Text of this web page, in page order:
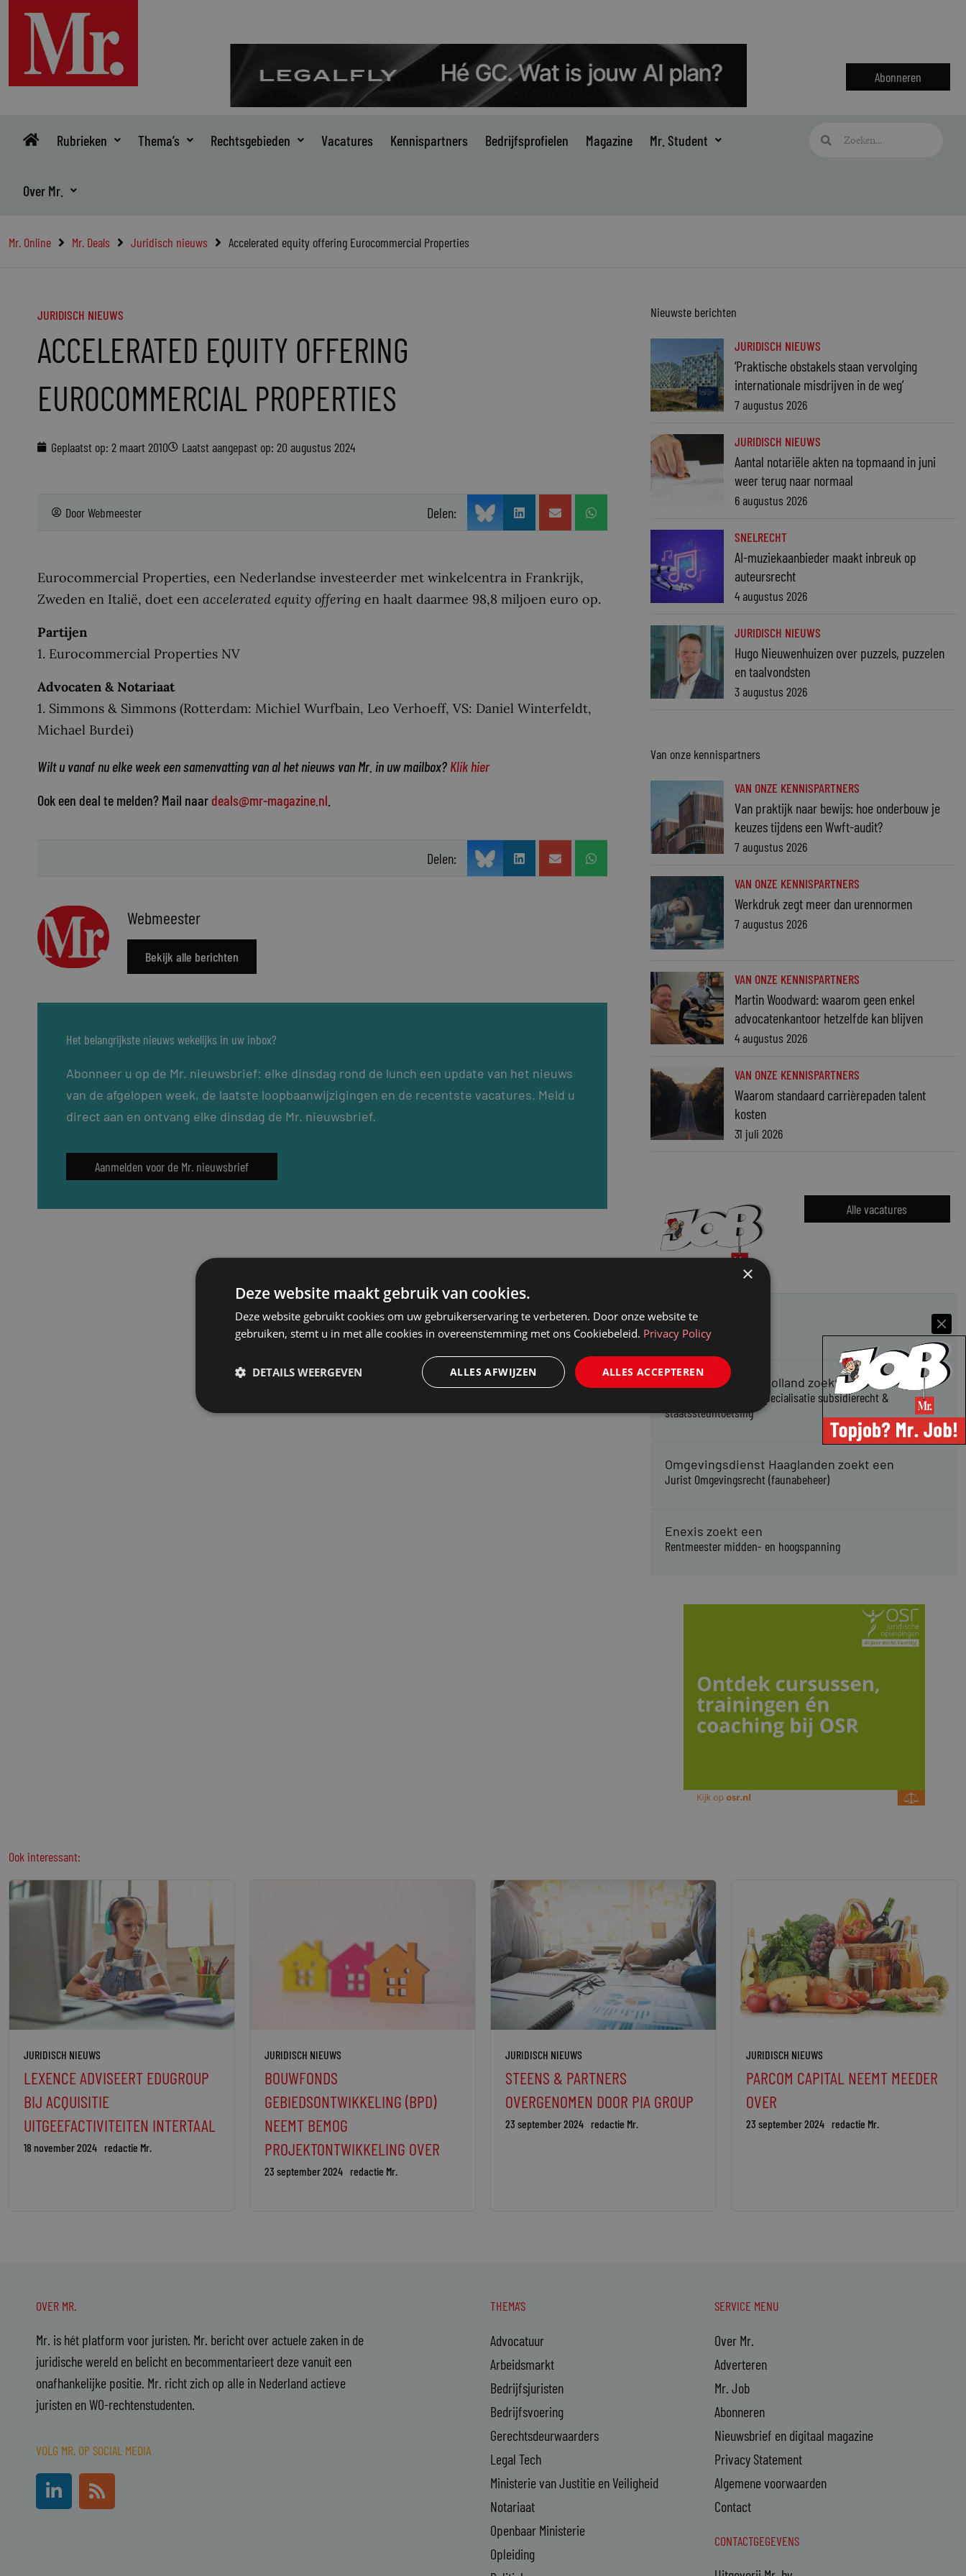
inhoud
Abonneren
Rubrieken Thema’s Rechtsgebieden Vacatures Kennispartners Bedrijfsprofielen Magazine Mr. Student
Over Mr.
Zoeken
Mr. Online Mr. Deals Juridisch nieuws Accelerated equity offering Eurocommercial Properties
JURIDISCH NIEUWS
ACCELERATED EQUITY OFFERING
EUROCOMMERCIAL PROPERTIES
Geplaatst op: 2 maart 2010 Laatst aangepast op: 20 augustus 2024
DoorWebmeester Delen:
Eurocommercial Properties, een Nederlandse investeerder met winkelcentra in Frankrijk,
Zweden en Italië, doet een accelerated equity offering en haalt daarmee 98,8 miljoen euro op.
Partijen
1. Eurocommercial Properties NV
Advocaten & Notariaat
1. Simmons & Simmons (Rotterdam: Michiel Wurfbain, Leo Verhoeff, VS: Daniel Winterfeldt,
Michael Burdei)
Wilt u vanaf nu elke week een samenvatting van al het nieuws van Mr. in uw mailbox? Klik hier
Ook een deal te melden? Mail naar deals@mr-magazine.nl
Delen:
Webmeester
Bekijk alle berichten
Het belangrijkste nieuws wekelijks in uw inbox?
Abonneer u op de Mr. nieuwsbrief: elke dinsdag rond de lunch een update van het nieuws
van de afgelopen week, de laatste loopbaanwijzigingen en de recentste vacatures. Meld u
direct aan en ontvang elke dinsdag de Mr. nieuwsbrief.
Aanmelden voor de Mr. nieuwsbrief
Nieuwste berichten
JURIDISCH NIEUWS
‘Praktische obstakels staan vervolging
internationale misdrijven in de weg’
7 augustus 2026
JURIDISCH NIEUWS
Aantal notariële akten na topmaand in juni
weer terug naar normaal
6 augustus 2026
SNELRECHT
AI-muziekaanbieder maakt inbreuk op
auteursrecht
4 augustus 2026
JURIDISCH NIEUWS
Hugo Nieuwenhuizen over puzzels, puzzelen
en taalvondsten
3 augustus 2026
Van onze kennispartners
VAN ONZE KENNISPARTNERS
Van praktijk naar bewijs: hoe onderbouw je
keuzes tijdens een Wwft-audit?
7 augustus 2026
VAN ONZE KENNISPARTNERS
Werkdruk zegt meer dan urennormen
7 augustus 2026
VAN ONZE KENNISPARTNERS
Martin Woodward: waarom geen enkel
advocatenkantoor hetzelfde kan blijven
4 augustus 2026
VAN ONZE KENNISPARTNERS
Waarom standaard carrièrepaden talent
kosten
31 juli 2026
Alle vacatures
Kifid zoekt een
Jurist- secretaris
Provincie Noord-Holland zoekt een
Jurist bestuursrecht specialisatie subsidierecht &
staatssteuntoetsing
Omgevingsdienst Haaglanden zoekt een
Jurist Omgevingsrecht (faunabeheer)
Enexis zoekt een
Rentmeester midden- en hoogspanning
Ook interessant:
JURIDISCH NIEUWS
LEXENCE ADVISEERT EDUGROUP
BIJ ACQUISITIE
UITGEEFACTIVITEITEN INTERTAAL
18 november 2024 redactie Mr.
JURIDISCH NIEUWS
BOUWFONDS
GEBIEDSONTWIKKELING (BPD)
NEEMT BEMOG
PROJEKTONTWIKKELING OVER
23 september 2024 redactie Mr.
JURIDISCH NIEUWS
STEENS & PARTNERS
OVERGENOMEN DOOR PIA GROUP
23 september 2024 redactie Mr.
JURIDISCH NIEUWS
PARCOM CAPITAL NEEMT MEEDER
OVER
23 september 2024 redactie Mr.
OVER MR.
Mr. is hét platform voor juristen. Mr. bericht over actuele zaken in de
juridische wereld en belicht en becommentarieert deze vanuit een
onafhankelijke positie. Mr. richt zich op alle in Nederland actieve
juristen en WO-rechtenstudenten.
VOLG MR. OP SOCIAL MEDIA
L
i
n
R
s
s
THEMA'S
Advocatuur
Arbeidsmarkt
Bedrijfsjuristen
Bedrijfsvoering
Gerechtsdeurwaarders
Legal Tech
Ministerie van Justitie en Veiligheid
Notariaat
Openbaar Ministerie
Opleiding
SERVICE MENU
Over Mr.
Adverteren
Mr. Job
Abonneren
Nieuwsbrief en digitaal magazine
Privacy Statement
Algemene voorwaarden
Contact
CONTACTGEGEVENS
×
Deze website maakt gebruik van cookies.
Deze website gebruikt cookies om uw gebruikerservaring te verbeteren. Door onze website te
gebruiken, stemt u in met alle cookies in overeenstemming met ons Cookiebeleid. Privacy Policy
ALLES ACCEPTEREN
ALLES AFWIJZEN
DETAILS WEERGEVEN